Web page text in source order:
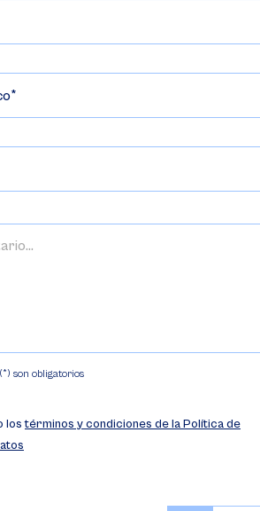
son obligatorios
lostérminos y condiciones de la Política de